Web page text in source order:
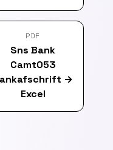
PDF
Sns Bank
Camt053
→
Excel